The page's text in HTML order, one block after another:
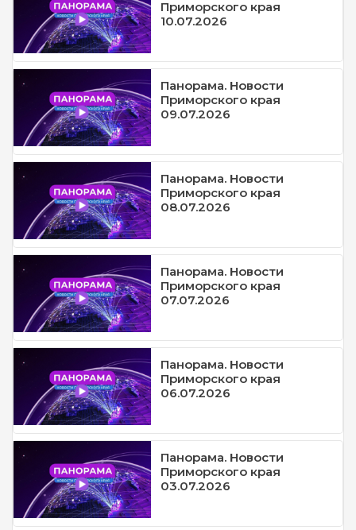
Приморского края
10.07.2026
Панорама. Новости
Приморского края
09.07.2026
Панорама. Новости
Приморского края
08.07.2026
Панорама. Новости
Приморского края
07.07.2026
Панорама. Новости
Приморского края
06.07.2026
Панорама. Новости
Приморского края
03.07.2026